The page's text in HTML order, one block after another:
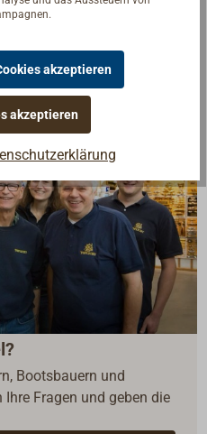
Bootsbauern und
Ihre Fragen und geben die
akzeptieren
akzeptieren